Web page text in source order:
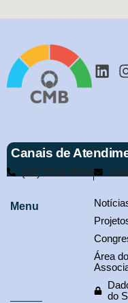
Canais de
(61) 3321-9563
Menu
Área do
do